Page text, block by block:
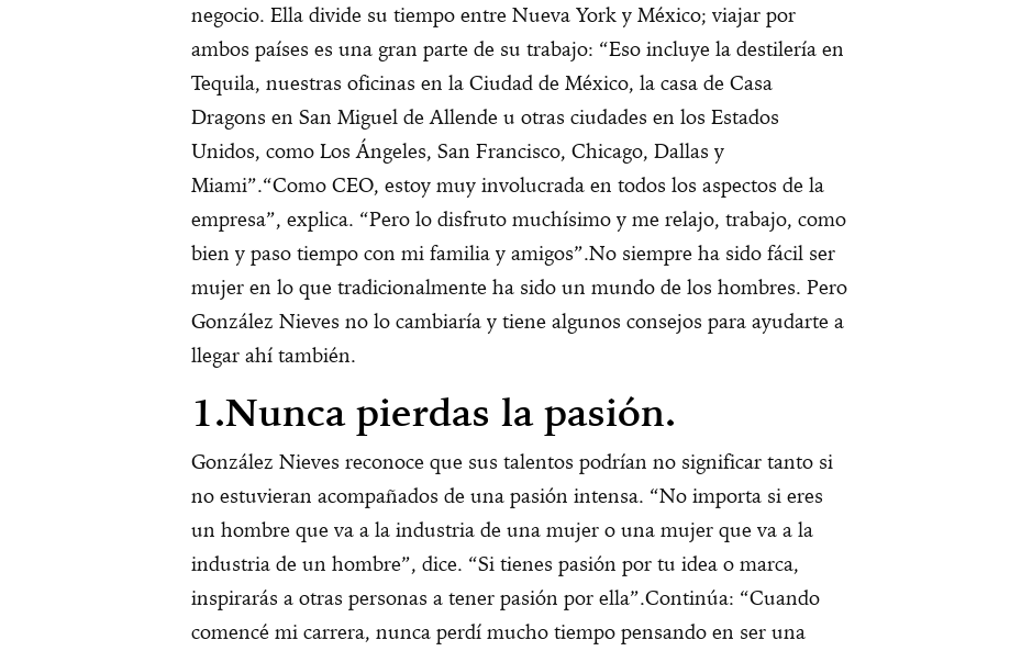
negocio. Ella divide su tiempo entre Nueva York y México; viajar por
ambos países es una gran parte de su trabajo: “Eso incluye la destilería en
Tequila, nuestras oficinas en la Ciudad de México, la casa de Casa
Dragons en San Miguel de Allende u otras ciudades en los Estados
Unidos, como Los Ángeles, San Francisco, Chicago, Dallas y
Miami”.“Como CEO, estoy muy involucrada en todos los aspectos de la
empresa”, explica. “Pero lo disfruto muchísimo y me relajo, trabajo, como
bien y paso tiempo con mi familia y amigos”.No siempre ha sido fácil ser
mujer en lo que tradicionalmente ha sido un mundo de los hombres. Pero
González Nieves no lo cambiaría y tiene algunos consejos para ayudarte a
llegar ahí también.
1.Nunca pierdas la pasión.
González Nieves reconoce que sus talentos podrían no significar tanto si
no estuvieran acompañados de una pasión intensa. “No importa si eres
un hombre que va a la industria de una mujer o una mujer que va a la
industria de un hombre”, dice. “Si tienes pasión por tu idea o marca,
inspirarás a otras personas a tener pasión por ella”.Continúa: “Cuando
comencé mi carrera, nunca perdí mucho tiempo pensando en ser una